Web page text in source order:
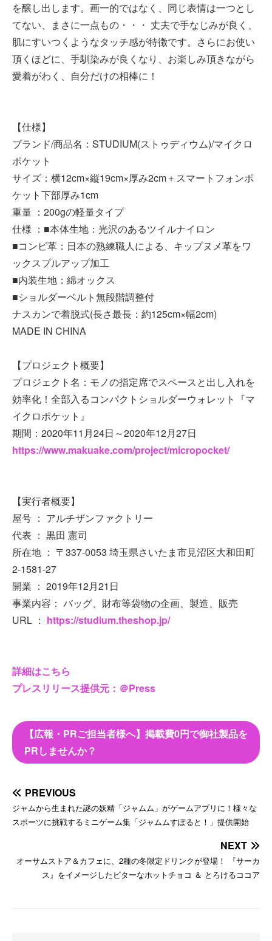
を醸し出します。画一的ではなく、同じ表情は一つとし
てない、まさに一点もの・・・ 丈夫で手なじみが良く、
肌にすいつくようなタッチ感が特徴です。さらにお使い
頂くほどに、手馴染みが良くなり、お楽しみ頂きながら
愛着がわく、自分だけの相棒に！
【仕様】
ブランド/商品名：STUDIUM(ストゥディウム)/マイクロ
ポケット
サイズ：横12cm×縦19cm×厚み2cm＋スマートフォンポ
ケット下部厚み1cm
重量 ：200gの軽量タイプ
仕様 ：■本体生地：光沢のあるツイルナイロン
■コンビ革：日本の熟練職人による、キップヌメ革をワ
ックスプルアップ加工
■内装生地：綿オックス
■ショルダーベルト無段階調整付
ナスカンで着脱式(長さ最長：約125cm×幅2cm)
MADE IN CHINA
【プロジェクト概要】
プロジェクト名：モノの指定席でスペースと出し入れを
効率化！全部入るコンパクトショルダーウォレット『マ
イクロポケット』
期間：2020年11月24日～2020年12月27日
https://www.makuake.com/project/micropocket/
【実行者概要】
屋号 ： アルチザンファクトリー
代表 ： 黒田 憲司
所在地 ： 〒337-0053 埼玉県さいたま市見沼区大和田町
2-1581-27
開業 ： 2019年12月21日
事業内容： バッグ、財布等袋物の企画、製造、販売
URL ： https://studium.theshop.jp/
詳細はこちら
プレスリリース提供元：＠Press
【広報・PRご担当者様へ】掲載費0円で御社製品を
PRしませんか？
PREVIOUS
ジャムから生まれた謎の妖精「ジャムム」がゲームアプリに！様々な
スポーツに挑戦するミニゲーム集「ジャムムすぽると！」提供開始
NEXT
オーサムストア＆カフェに、2種の冬限定ドリンクが登場！ 『サーカ
ス』をイメージしたビターなホットチョコ ＆ とろけるココア